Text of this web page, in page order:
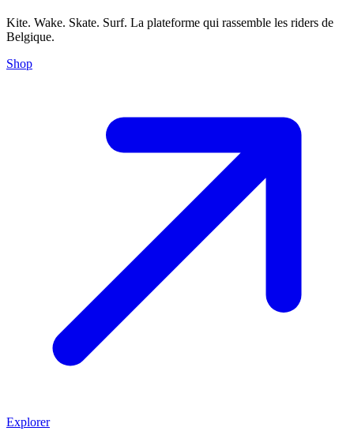
Kite. Wake. Skate. Surf. La plateforme qui rassemble les riders de
Belgique.
Shop
Explorer